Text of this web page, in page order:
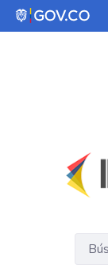
Saltar al contenido